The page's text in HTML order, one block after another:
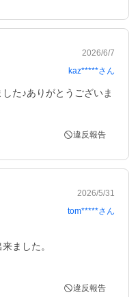
2026/6/7
kaz*****さん
た♪ありがとうございま
違反報告
2026/5/31
tom*****さん
ました。
違反報告